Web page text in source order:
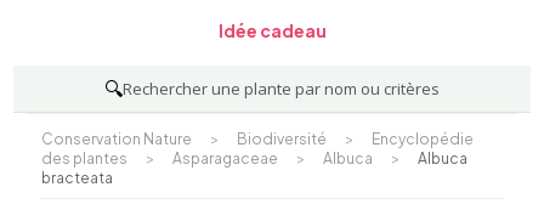
Idée cadeau
🔍Rechercher une plante par nom ou critères
Conservation Nature > Biodiversité >
Encyclopédie
des plantes
> Asparagaceae > Albuca >
Albuca
bracteata